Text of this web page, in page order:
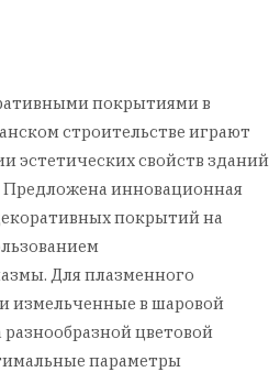
покрытиями в
строительстве играют
эстетических свойств зданий
Предложена инновационная
покрытий на
Для плазменного
измельченные в шаровой
цветовой
параметры